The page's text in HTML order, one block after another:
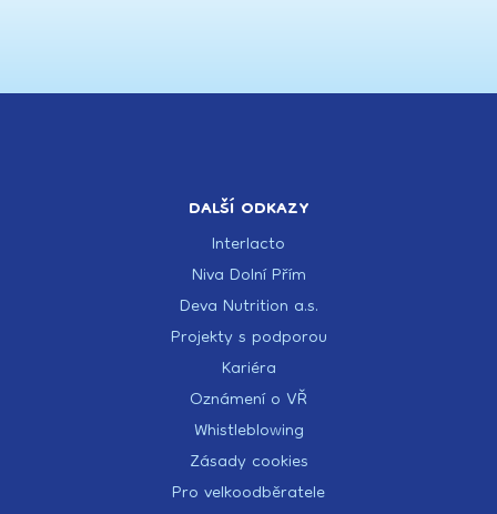
DALŠÍ ODKAZY
Interlacto
Niva Dolní Přím
Deva Nutrition a.s.
Projekty s podporou
Kariéra
Oznámení o VŘ
Whistleblowing
Zásady cookies
Pro velkoodběratele